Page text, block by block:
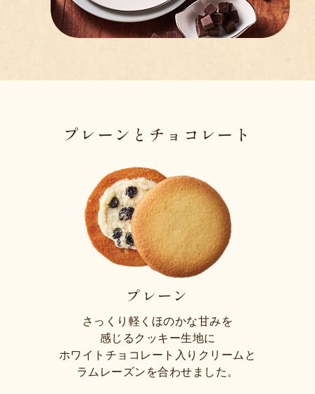
プレーンとチョコレート
プレーン
さっくり軽くほのかな甘みを
感じるクッキー生地に
ホワイトチョコレート入りクリームと
ラムレーズンを合わせました。